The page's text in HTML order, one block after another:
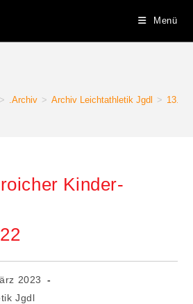
Menü
> .Archiv > Archiv Leichtathletik Jgdl > 13.
Kinder-
2023
Jgdl